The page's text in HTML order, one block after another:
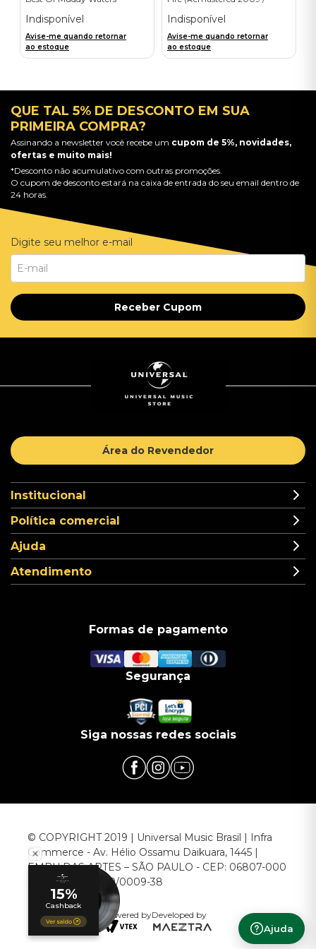
Ajuda
Indisponível
Avise-me quando retornar
ao estoque
Importado
Indisponível
Avise-me quando retornar
ao estoque
QUE TAL 5% DE DESCONTO EM SUA
PRIMEIRA COMPRA?
Assinando a newsletter você recebe um cupom de 5%, novidades,
ofertas e muito mais!
*Desconto não acumulativo com outras promoções.
O cupom de desconto estará na caixa de entrada do seu email dentro de
24 horas.
Digite seu melhor e-mail
Receber Cupom
Área do Revendedor
Institucional
Política comercial
Ajuda
Atendimento
Formas de pagamento
Segurança
Siga nossas redes sociais
© COPYRIGHT 2019 | Universal Music Brasil | Infra
Commerce - Av. Hélio Ossamu Daikuara, 1445 |
EMBU DAS ARTES – SÃO PAULO - CEP: 06807-000
CNPJ: 00.952.789/0009-38
Powered byDeveloped by